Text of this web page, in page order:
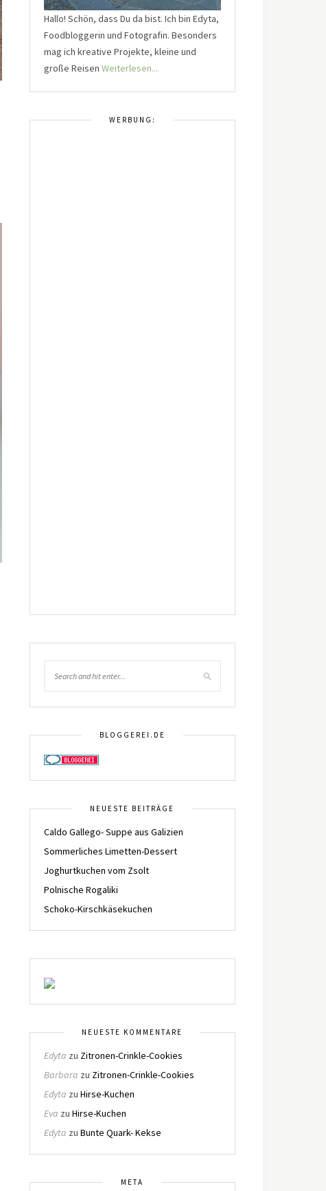
Hallo! Schön, dass Du da bist. Ich bin Edyta,
Foodbloggerin und Fotografin. Besonders
mag ich kreative Projekte, kleine und
große Reisen Weiterlesen...
WERBUNG:
BLOGGEREI.DE
NEUESTE BEITRÄGE
Caldo Gallego- Suppe aus Galizien
Sommerliches Limetten-Dessert
Joghurtkuchen vom Zsolt
Polnische Rogaliki
Schoko-Kirschkäsekuchen
NEUESTE KOMMENTARE
Edyta zu Zitronen-Crinkle-Cookies
Barbara zu Zitronen-Crinkle-Cookies
Edyta zu Hirse-Kuchen
Eva zu Hirse-Kuchen
Edyta zu Bunte Quark- Kekse
META